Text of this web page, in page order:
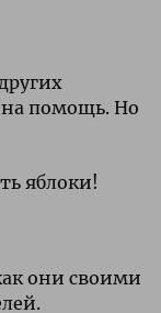
на помощь. Но
яблоки!
они своими